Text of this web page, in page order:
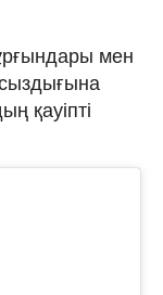
мен
қауіпті